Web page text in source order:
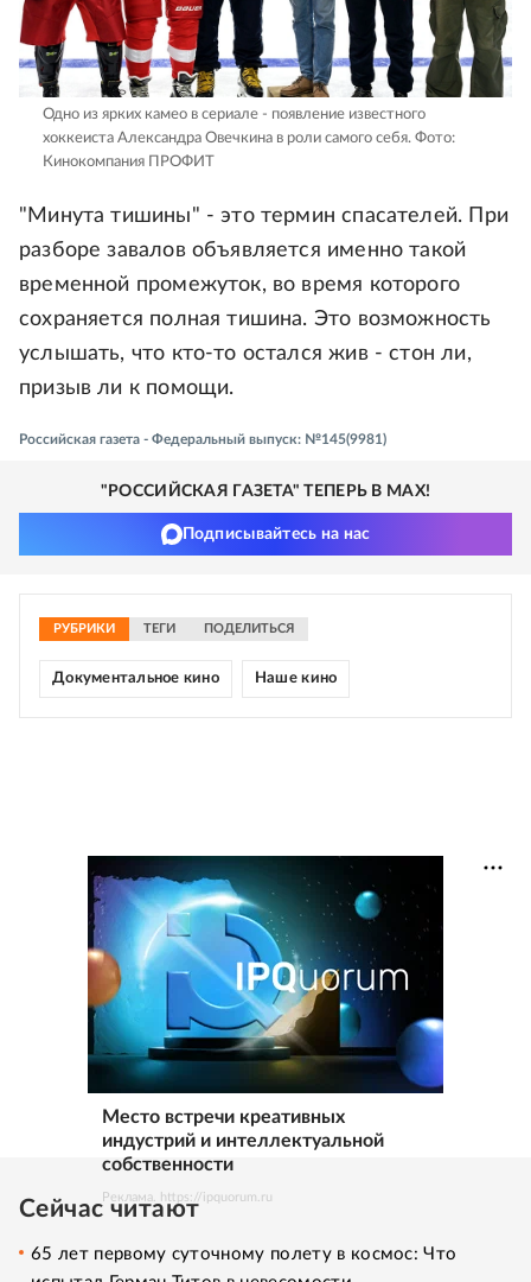
Одно из ярких камео в сериале - появление известного
хоккеиста Александра Овечкина в роли самого себя. Фото:
Кинокомпания ПРОФИТ
"Минута тишины" - это термин спасателей. При
разборе завалов объявляется именно такой
временной промежуток, во время которого
сохраняется полная тишина. Это возможность
услышать, что кто-то остался жив - стон ли,
призыв ли к помощи.
Российская газета - Федеральный выпуск: №145(9981)
"РОССИЙСКАЯ ГАЗЕТА" ТЕПЕРЬ В MAX!
Подписывайтесь на нас
РУБРИКИ ТЕГИ ПОДЕЛИТЬСЯ
Документальное кино Наше кино
Место встречи креативных
индустрий и интеллектуальной
собственности
Реклама. https://ipquorum.ru
Сейчас читают
65 лет первому суточному полету в космос: Что